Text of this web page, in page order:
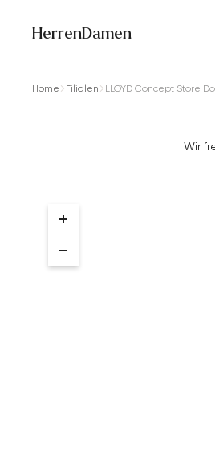
HerrenDamen
Home Filialen LLOYD Concept Store
Wir